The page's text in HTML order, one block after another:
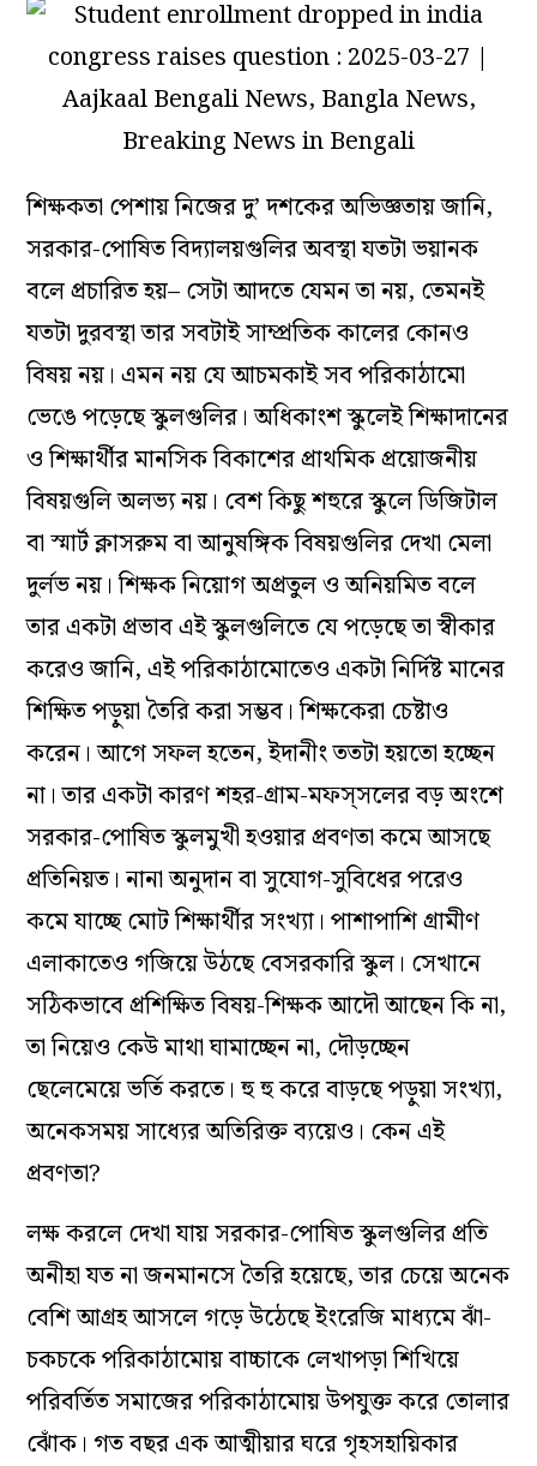
শিক্ষকতা পেশায় নিজের দু’ দশকের অভিজ্ঞতায় জানি,
সরকার-পোষিত বিদ্যালয়গুলির অবস্থা যতটা ভয়ানক
বলে প্রচারিত হয়– সেটা আদতে যেমন তা নয়, তেমনই
যতটা দুরবস্থা তার সবটাই সাম্প্রতিক কালের কোনও
বিষয় নয়। এমন নয় যে আচমকাই সব পরিকাঠামো
ভেঙে পড়েছে স্কুলগুলির। অধিকাংশ স্কুলেই শিক্ষাদানের
ও শিক্ষার্থীর মানসিক বিকাশের প্রাথমিক প্রয়োজনীয়
বিষয়গুলি অলভ্য নয়। বেশ কিছু শহুরে স্কুলে ডিজিটাল
বা স্মার্ট ক্লাসরুম বা আনুষঙ্গিক বিষয়গুলির দেখা মেলা
দুর্লভ নয়। শিক্ষক নিয়োগ অপ্রতুল ও অনিয়মিত বলে
তার একটা প্রভাব এই স্কুলগুলিতে যে পড়েছে তা স্বীকার
করেও জানি, এই পরিকাঠামোতেও একটা নির্দিষ্ট মানের
শিক্ষিত পড়ুয়া তৈরি করা সম্ভব। শিক্ষকেরা চেষ্টাও
করেন। আগে সফল হতেন, ইদানীং ততটা হয়তো হচ্ছেন
না। তার একটা কারণ শহর-গ্রাম-মফস্‌সলের বড় অংশে
সরকার-পোষিত স্কুলমুখী হওয়ার প্রবণতা কমে আসছে
প্রতিনিয়ত। নানা অনুদান বা সুযোগ-সুবিধের পরেও
কমে যাচ্ছে মোট শিক্ষার্থীর সংখ্যা। পাশাপাশি গ্রামীণ
এলাকাতেও গজিয়ে উঠছে বেসরকারি স্কুল। সেখানে
সঠিকভাবে প্রশিক্ষিত বিষয়-শিক্ষক আদৌ আছেন কি না,
তা নিয়েও কেউ মাথা ঘামাচ্ছেন না, দৌড়চ্ছেন
ছেলেমেয়ে ভর্তি করতে। হু হু করে বাড়ছে পড়ুয়া সংখ্যা,
অনেকসময় সাধ্যের অতিরিক্ত ব্যয়েও। কেন এই
প্রবণতা?
লক্ষ করলে দেখা যায় সরকার-পোষিত স্কুলগুলির প্রতি
অনীহা যত না জনমানসে তৈরি হয়েছে, তার চেয়ে অনেক
বেশি আগ্রহ আসলে গড়ে উঠেছে ইংরেজি মাধ্যমে ঝাঁ-
চকচকে পরিকাঠামোয় বাচ্চাকে লেখাপড়া শিখিয়ে
পরিবর্তিত সমাজের পরিকাঠামোয় উপযুক্ত করে তোলার
ঝোঁক। গত বছর এক আত্মীয়ার ঘরে গৃহসহায়িকার